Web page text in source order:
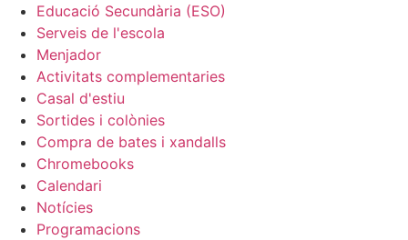
Educació Secundària (ESO)
Serveis de l'escola
Menjador
Activitats complementaries
Casal d'estiu
Sortides i colònies
Compra de bates i xandalls
Chromebooks
Calendari
Notícies
Programacions